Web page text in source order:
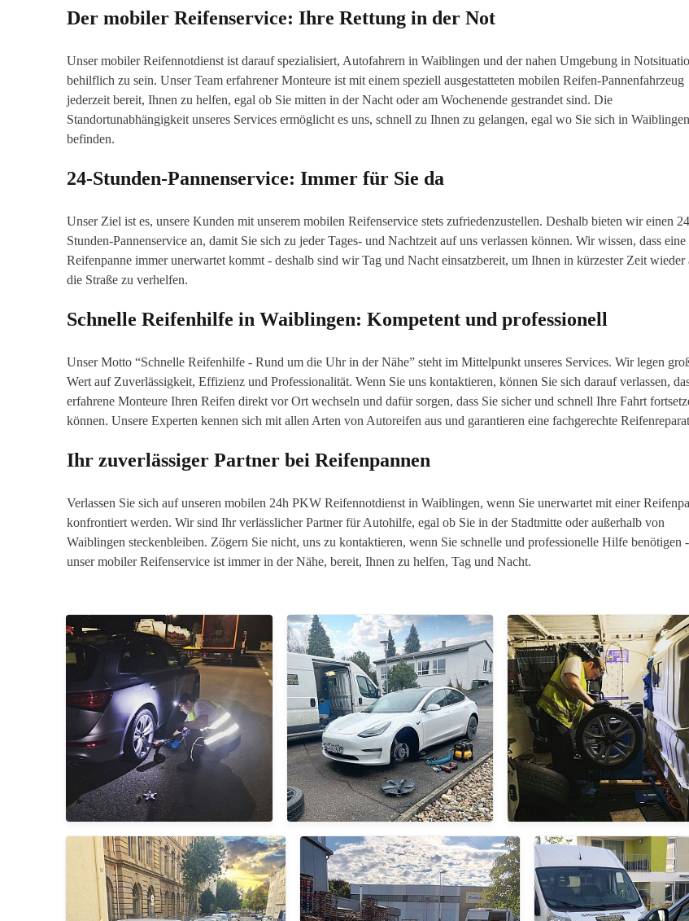
Der mobiler Reifenservice: Ihre Rettung in der Not
Unser mobiler Reifennotdienst ist darauf spezialisiert, Autofahrern in Waiblingen und der nahen Umgebung in
behilflich zu sein. Unser Team erfahrener Monteure ist mit einem speziell ausgestatteten mobilen Reifen-Pannenfahrzeug
jederzeit bereit, Ihnen zu helfen, egal ob Sie mitten in der Nacht oder am Wochenende gestrandet sind. Die
Standortunabhängigkeit unseres Services ermöglicht es uns, schnell zu Ihnen zu gelangen, egal wo Sie sich in Waiblingen
befinden.
24-Stunden-Pannenservice: Immer für Sie da
Unser Ziel ist es, unsere Kunden mit unserem mobilen Reifenservice stets zufriedenzustellen. Deshalb bieten wir einen
Stunden-Pannenservice an, damit Sie sich zu jeder Tages- und Nachtzeit auf uns verlassen können. Wir wissen, dass eine
Reifenpanne immer unerwartet kommt - deshalb sind wir Tag und Nacht einsatzbereit, um Ihnen in kürzester Zeit wieder
die Straße zu verhelfen.
Schnelle Reifenhilfe in Waiblingen: Kompetent und professionell
Unser Motto “Schnelle Reifenhilfe - Rund um die Uhr in der Nähe” steht im Mittelpunkt unseres Services. Wir legen
Wert auf Zuverlässigkeit, Effizienz und Professionalität. Wenn Sie uns kontaktieren, können Sie sich darauf verlassen,
erfahrene Monteure Ihren Reifen direkt vor Ort wechseln und dafür sorgen, dass Sie sicher und schnell Ihre Fahrt
können. Unsere Experten kennen sich mit allen Arten von Autoreifen aus und garantieren eine fachgerechte
Ihr zuverlässiger Partner bei Reifenpannen
Verlassen Sie sich auf unseren mobilen 24h PKW Reifennotdienst in Waiblingen, wenn Sie unerwartet mit einer
konfrontiert werden. Wir sind Ihr verlässlicher Partner für Autohilfe, egal ob Sie in der Stadtmitte oder außerhalb von
Waiblingen steckenbleiben. Zögern Sie nicht, uns zu kontaktieren, wenn Sie schnelle und professionelle Hilfe benötigen -
unser mobiler Reifenservice ist immer in der Nähe, bereit, Ihnen zu helfen, Tag und Nacht.